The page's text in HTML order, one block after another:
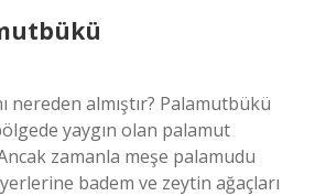
nereden almıştır? Palamutbükü
yaygın olan palamut
zamanla meşe palamudu
badem ve zeytin ağaçları